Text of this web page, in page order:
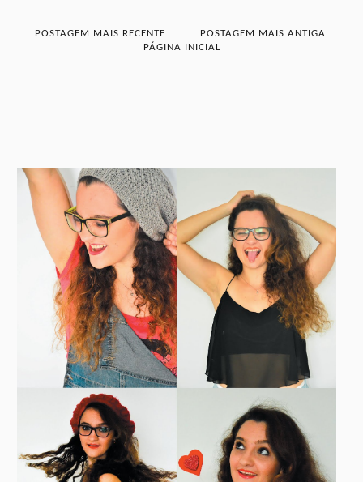
POSTAGEM MAIS RECENTE
POSTAGEM MAIS ANTIGA
PÁGINA INICIAL